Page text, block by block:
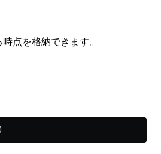
点を格納できます。